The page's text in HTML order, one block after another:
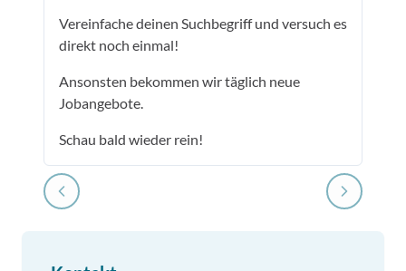
Vereinfache deinen Suchbegriff und versuch es
direkt noch einmal!
Ansonsten bekommen wir täglich neue
Jobangebote.
Schau bald wieder rein!